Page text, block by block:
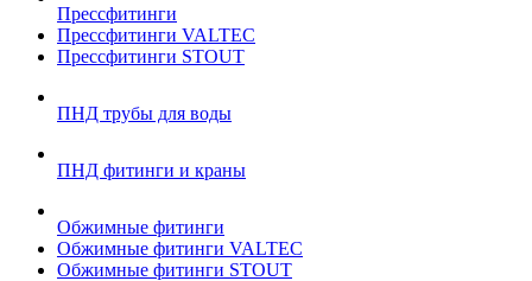
Прессфитинги
Прессфитинги VALTEC
Прессфитинги STOUT
ПНД трубы для воды
ПНД фитинги и краны
Обжимные фитинги
Обжимные фитинги VALTEC
Обжимные фитинги STOUT